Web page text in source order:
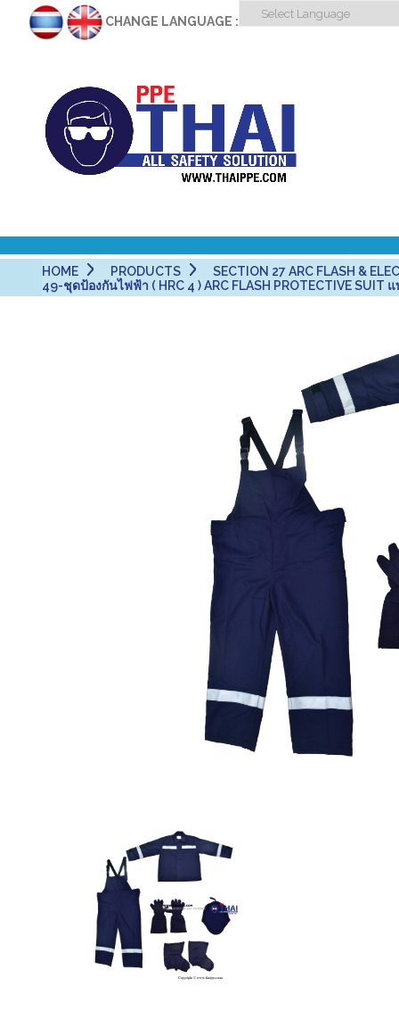
CHANGE LANGUAGE :
HOME PRODUCTS
SECTION 27 ARC FLASH &
49-ชุดป้องกันไฟฟ้า ( HRC 4 ) ARC FLASH PROTECTIVE SUIT